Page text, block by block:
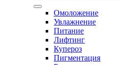
Омоложение
Увлажнение
Питание
Лифтинг
Купероз
Пигментация